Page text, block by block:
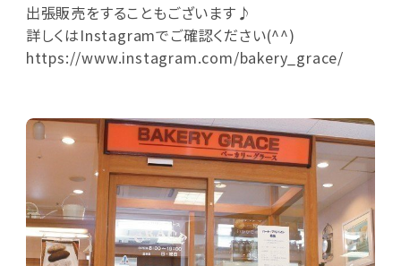
出張販売をすることもございます♪
詳しくはInstagramでご確認ください(^^)
https://www.instagram.com/bakery_grace/